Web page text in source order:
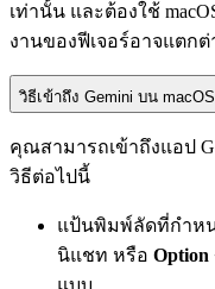
เท่านั้น และต้องใช้
งานของฟีเจอร์อาจแตกต่
วิธีเข้าถึง Gemini บน
คุณสามารถเข้าถึงแอป
วิธีต่อไปนี้
แป้นพิมพ์ลัดที่กำหน
นิแชท หรือ Option